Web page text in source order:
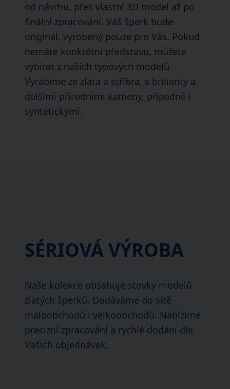
od návrhu, přes vlastní 3D model až po
finální zpracování. Váš šperk bude
originál, vyrobený pouze pro Vás. Pokud
nemáte konkrétní představu, můžete
vybírat z našich typových modelů.
Vyrábíme ze zlata a stříbra, s brilianty a
dalšími přírodními kameny, případně i
syntetickými.
SÉRIOVÁ VÝROBA
Naše kolekce obsahuje stovky modelů
zlatých šperků. Dodáváme do sítě
maloobchodů i velkoobchodů. Nabízíme
precizní zpracování a rychlé dodání dle
Vašich objednávek.